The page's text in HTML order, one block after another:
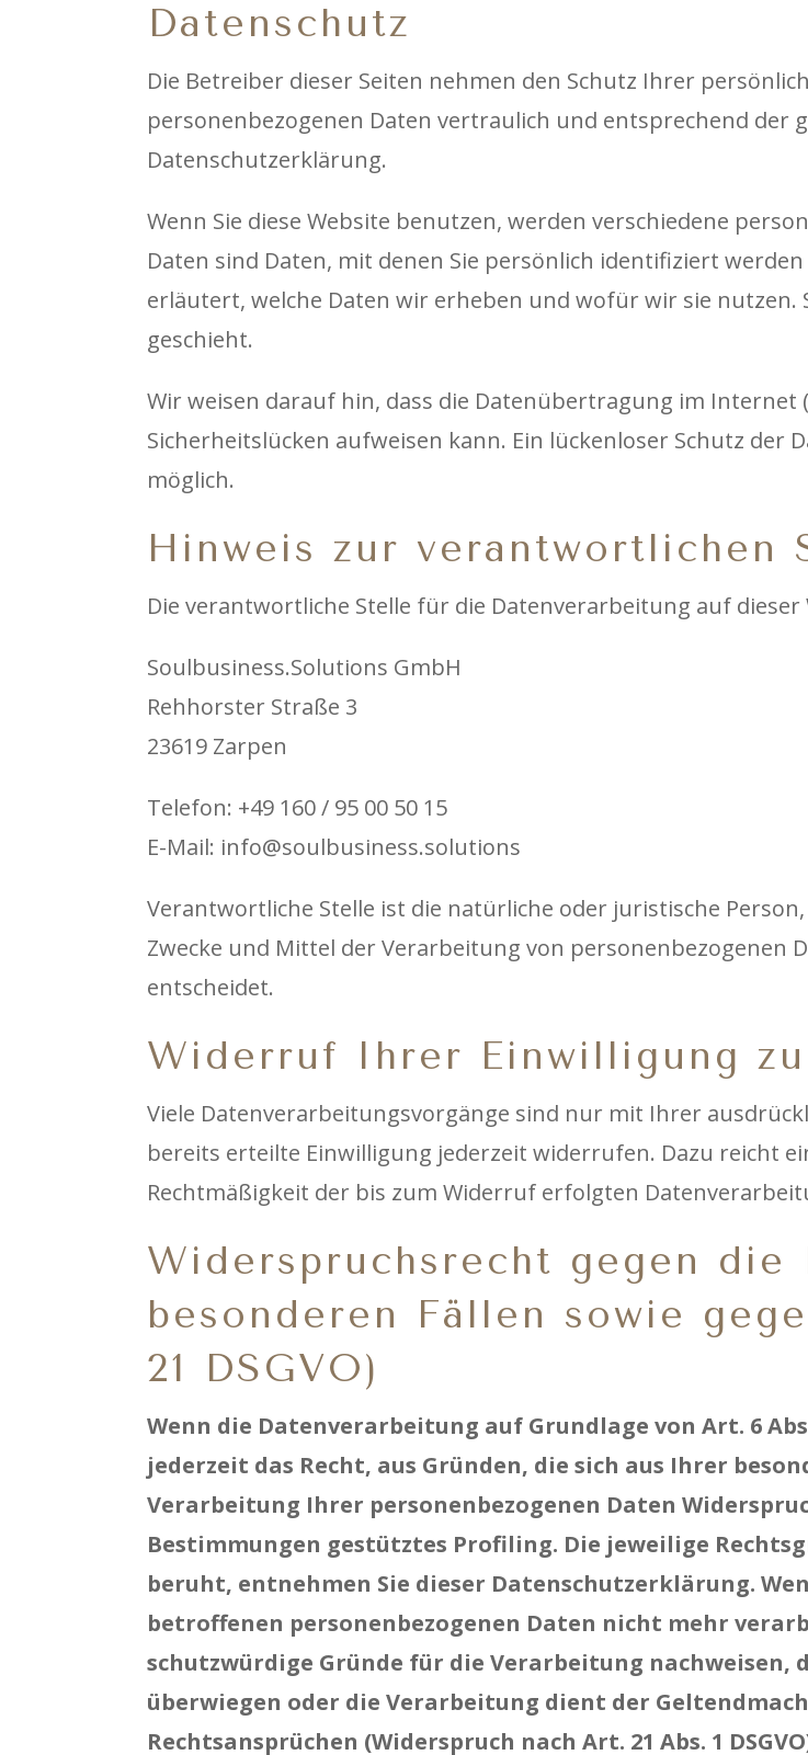
Datenschutz
Die Betreiber dieser Seiten nehmen den Schutz Ihrer
personenbezogenen Daten vertraulich und entsprechend der
Datenschutzerklärung.
Wenn Sie diese Website benutzen, werden verschiedene
Daten sind Daten, mit denen Sie persönlich identifiziert
erläutert, welche Daten wir erheben und wofür wir sie nutzen.
geschieht.
Wir weisen darauf hin, dass die Datenübertragung im Internet
Sicherheitslücken aufweisen kann. Ein lückenloser Schutz der
möglich.
Hinweis zur verantwortlichen
Die verantwortliche Stelle für die Datenverarbeitung auf dieser
Soulbusiness.Solutions GmbH
Rehhorster Straße 3
23619 Zarpen
Telefon: +49 160 / 95 00 50 15
E-Mail: info@soulbusiness.solutions
Verantwortliche Stelle ist die natürliche oder juristische
Zwecke und Mittel der Verarbeitung von personenbezogenen
entscheidet.
Widerruf Ihrer Einwilligung
Viele Datenverarbeitungsvorgänge sind nur mit Ihrer
bereits erteilte Einwilligung jederzeit widerrufen. Dazu reicht
Rechtmäßigkeit der bis zum Widerruf erfolgten
Widerspruchsrecht gegen die
besonderen Fällen sowie
21 DSGVO)
Wenn die Datenverarbeitung auf Grundlage von Art. 6
jederzeit das Recht, aus Gründen, die sich aus Ihrer
Verarbeitung Ihrer personenbezogenen Daten
Bestimmungen gestütztes Profiling. Die jeweilige
beruht, entnehmen Sie dieser Datenschutzerklärung.
betroffenen personenbezogenen Daten nicht mehr
schutzwürdige Gründe für die Verarbeitung nachweisen,
überwiegen oder die Verarbeitung dient der
Rechtsansprüchen (Widerspruch nach Art. 21 Abs. 1